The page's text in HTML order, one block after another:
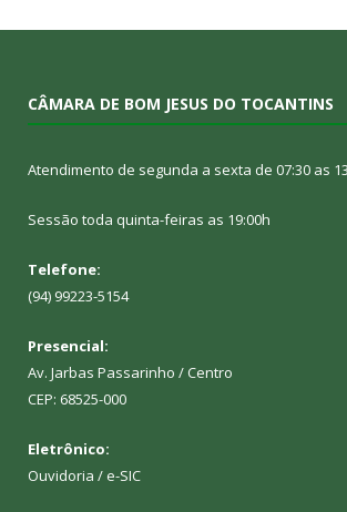
CÂMARA DE BOM JESUS DO TOCANTINS
Atendimento de segunda a sexta de 07:30 as
Sessão toda quinta-feiras as 19:00h
Telefone:
(94) 99223-5154
Presencial:
Av. Jarbas Passarinho / Centro
CEP: 68525-000
Eletrônico:
Ouvidoria / e-SIC